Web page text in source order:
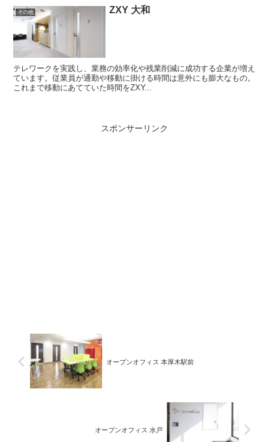
その他 ZXY 大和
テレワークを実践し、業務の効率化や残業削減に成功する企業が増え
ています。従業員が通勤や移動に掛ける時間は意外にも膨大なもの。
これまで移動にあてていた時間をZXY...
スポンサーリンク
オープンオフィス 本厚木駅前
オープンオフィス 水戸